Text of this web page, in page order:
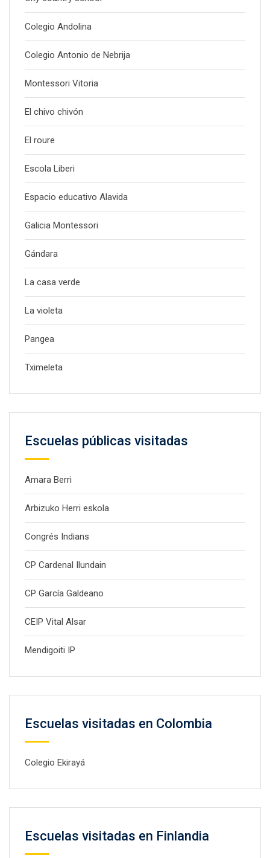
Colegio Andolina
Colegio Antonio de Nebrija
Montessori Vitoria
El chivo chivón
El roure
Escola Liberi
Espacio educativo Alavida
Galicia Montessori
Gándara
La casa verde
La violeta
Pangea
Tximeleta
Escuelas públicas visitadas
Amara Berri
Arbizuko Herri eskola
Congrés Indians
CP Cardenal Ilundain
CP García Galdeano
CEIP Vital Alsar
Mendigoiti IP
Escuelas visitadas en Colombia
Colegio Ekirayá
Escuelas visitadas en Finlandia